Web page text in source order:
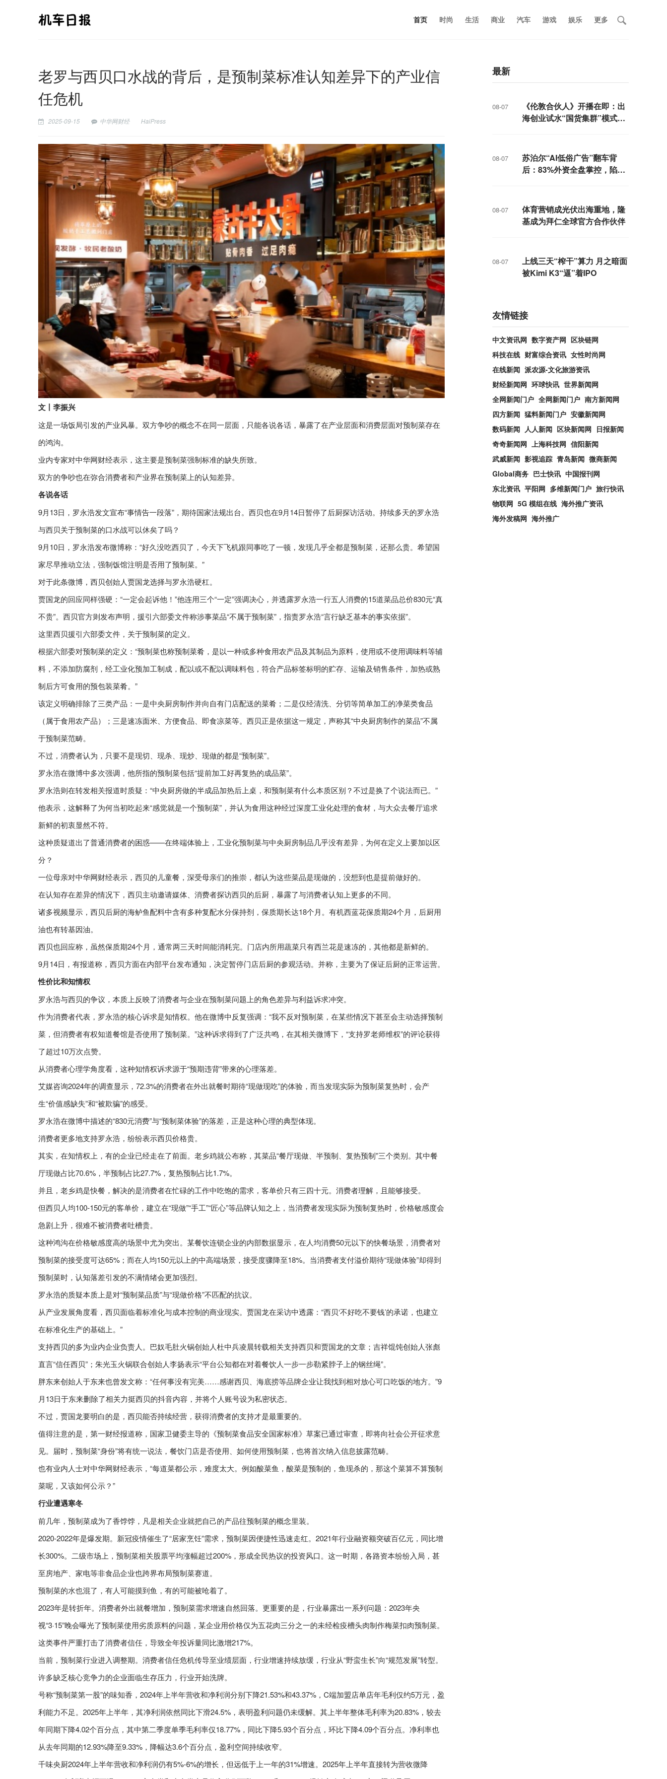
首页 时尚 生活 商业 汽车 游戏 娱乐 更多
老罗与西贝口水战的背后，是预制菜标准认知差异下的产业信
任危机
2025-09-15 中华网财经 HaiPress
文丨李振兴
这是一场饭局引发的产业风暴。双方争吵的概念不在同一层面，只能各说各话，暴露了在产业层面和消费层面对预制菜存在
的鸿沟。
业内专家对中华网财经表示，这主要是预制菜强制标准的缺失所致。
双方的争吵也在弥合消费者和产业界在预制菜上的认知差异。
各说各话
9月13日，罗永浩发文宣布“事情告一段落”，期待国家法规出台。西贝也在9月14日暂停了后厨探访活动。持续多天的罗永浩
与西贝关于预制菜的口水战可以休矣了吗？
9月10日，罗永浩发布微博称：“好久没吃西贝了，今天下飞机跟同事吃了一顿，发现几乎全都是预制菜，还那么贵。希望国
家尽早推动立法，强制饭馆注明是否用了预制菜。”
对于此条微博，西贝创始人贾国龙选择与罗永浩硬杠。
贾国龙的回应同样强硬：“一定会起诉他！”他连用三个“一定”强调决心，并透露罗永浩一行五人消费的15道菜品总价830元“真
不贵”。西贝官方则发布声明，援引六部委文件称涉事菜品“不属于预制菜”，指责罗永浩“言行缺乏基本的事实依据”。
这里西贝援引六部委文件，关于预制菜的定义。
根据六部委对预制菜的定义：“预制菜也称预制菜肴，是以一种或多种食用农产品及其制品为原料，使用或不使用调味料等辅
料，不添加防腐剂，经工业化预加工制成，配以或不配以调味料包，符合产品标签标明的贮存、运输及销售条件，加热或熟
制后方可食用的预包装菜肴。”
该定义明确排除了三类产品：一是中央厨房制作并向自有门店配送的菜肴；二是仅经清洗、分切等简单加工的净菜类食品
（属于食用农产品）；三是速冻面米、方便食品、即食凉菜等。西贝正是依据这一规定，声称其“中央厨房制作的菜品”不属
于预制菜范畴。
不过，消费者认为，只要不是现切、现杀、现炒、现做的都是“预制菜”。
罗永浩在微博中多次强调，他所指的预制菜包括“提前加工好再复热的成品菜”。
罗永浩则在转发相关报道时质疑：“中央厨房做的半成品加热后上桌，和预制菜有什么本质区别？不过是换了个说法而已。”
他表示，这解释了为何当初吃起来“感觉就是一个预制菜”，并认为食用这种经过深度工业化处理的食材，与大众去餐厅追求
新鲜的初衷显然不符。
这种质疑道出了普通消费者的困惑——在终端体验上，工业化预制菜与中央厨房制品几乎没有差异，为何在定义上要加以区
分？
一位母亲对中华网财经表示，西贝的儿童餐，深受母亲们的推崇，都认为这些菜品是现做的，没想到也是提前做好的。
在认知存在差异的情况下，西贝主动邀请媒体、消费者探访西贝的后厨，暴露了与消费者认知上更多的不同。
诸多视频显示，西贝后厨的海鲈鱼配料中含有多种复配水分保持剂，保质期长达18个月。有机西蓝花保质期24个月，后厨用
油也有转基因油。
西贝也回应称，虽然保质期24个月，通常两三天时间能消耗完。门店内所用蔬菜只有西兰花是速冻的，其他都是新鲜的。
9月14日，有报道称，西贝方面在内部平台发布通知，决定暂停门店后厨的参观活动。并称，主要为了保证后厨的正常运营。
性价比和知情权
罗永浩与西贝的争议，本质上反映了消费者与企业在预制菜问题上的角色差异与利益诉求冲突。
作为消费者代表，罗永浩的核心诉求是知情权。他在微博中反复强调：“我不反对预制菜，在某些情况下甚至会主动选择预制
菜，但消费者有权知道餐馆是否使用了预制菜。”这种诉求得到了广泛共鸣，在其相关微博下，“支持罗老师维权”的评论获得
了超过10万次点赞。
从消费者心理学角度看，这种知情权诉求源于“预期违背”带来的心理落差。
艾媒咨询2024年的调查显示，72.3%的消费者在外出就餐时期待“现做现吃”的体验，而当发现实际为预制菜复热时，会产
生“价值感缺失”和“被欺骗”的感受。
罗永浩在微博中描述的“830元消费”与“预制菜体验”的落差，正是这种心理的典型体现。
消费者更多地支持罗永浩，纷纷表示西贝价格贵。
其实，在知情权上，有的企业已经走在了前面。老乡鸡就公布称，其菜品“餐厅现做、半预制、复热预制”三个类别。其中餐
厅现做占比70.6%，半预制占比27.7%，复热预制占比1.7%。
并且，老乡鸡是快餐，解决的是消费者在忙碌的工作中吃饱的需求，客单价只有三四十元。消费者理解，且能够接受。
但西贝人均100-150元的客单价，建立在“现做”“手工”“匠心”等品牌认知之上，当消费者发现实际为预制复热时，价格敏感度会
急剧上升，很难不被消费者吐槽贵。
这种鸿沟在价格敏感度高的场景中尤为突出。某餐饮连锁企业的内部数据显示，在人均消费50元以下的快餐场景，消费者对
预制菜的接受度可达65%；而在人均150元以上的中高端场景，接受度骤降至18%。当消费者支付溢价期待“现做体验”却得到
预制菜时，认知落差引发的不满情绪会更加强烈。
罗永浩的质疑本质上是对“预制菜品质”与“现做价格”不匹配的抗议。
从产业发展角度看，西贝面临着标准化与成本控制的商业现实。贾国龙在采访中透露：“西贝‘不好吃不要钱’的承诺，也建立
在标准化生产的基础上。”
支持西贝的多为业内企业负责人。巴奴毛肚火锅创始人杜中兵凌晨转载相关支持西贝和贾国龙的文章；吉祥馄饨创始人张彪
直言“信任西贝”；朱光玉火锅联合创始人李扬表示“平台公知都在对着餐饮人一步一步勒紧脖子上的钢丝绳”。
胖东来创始人于东来也曾发文称：“任何事没有完美……感谢西贝、海底捞等品牌企业让我找到相对放心可口吃饭的地方。”9
月13日于东来删除了相关力挺西贝的抖音内容，并将个人账号设为私密状态。
不过，贾国龙要明白的是，西贝能否持续经营，获得消费者的支持才是最重要的。
值得注意的是，第一财经报道称，国家卫健委主导的《预制菜食品安全国家标准》草案已通过审查，即将向社会公开征求意
见。届时，预制菜“身份”将有统一说法，餐饮门店是否使用、如何使用预制菜，也将首次纳入信息披露范畴。
也有业内人士对中华网财经表示，“每道菜都公示，难度太大。例如酸菜鱼，酸菜是预制的，鱼现杀的，那这个菜算不算预制
菜呢，又该如何公示？”
行业遭遇寒冬
前几年，预制菜成为了香饽饽，凡是相关企业就把自己的产品往预制菜的概念里装。
2020-2022年是爆发期。新冠疫情催生了“居家烹饪”需求，预制菜因便捷性迅速走红。2021年行业融资额突破百亿元，同比增
长300%。二级市场上，预制菜相关股票平均涨幅超过200%，形成全民热议的投资风口。这一时期，各路资本纷纷入局，甚
至房地产、家电等非食品企业也跨界布局预制菜赛道。
预制菜的水也混了，有人可能摸到鱼，有的可能被呛着了。
2023年是转折年。消费者外出就餐增加，预制菜需求增速自然回落。更重要的是，行业暴露出一系列问题：2023年央
视“3·15”晚会曝光了预制菜使用劣质原料的问题，某企业用价格仅为五花肉三分之一的未经检疫槽头肉制作梅菜扣肉预制菜。
这类事件严重打击了消费者信任，导致全年投诉量同比激增217%。
当前，预制菜行业进入调整期。消费者信任危机传导至业绩层面，行业增速持续放缓，行业从“野蛮生长”向“规范发展”转型。
许多缺乏核心竞争力的企业面临生存压力，行业开始洗牌。
号称“预制菜第一股”的味知香，2024年上半年营收和净利润分别下降21.53%和43.37%，C端加盟店单店年毛利仅约5万元，盈
利能力不足。2025年上半年，其净利润依然同比下滑24.5%，表明盈利问题仍未缓解。其上半年整体毛利率为20.83%，较去
年同期下降4.02个百分点，其中第二季度单季毛利率仅18.77%，同比下降5.93个百分点，环比下降4.09个百分点。净利率也
从去年同期的12.93%降至9.33%，降幅达3.6个百分点，盈利空间持续收窄。
千味央厨2024年上半年营收和净利润仍有5%-6%的增长，但远低于上一年的31%增速。2025年上半年直接转为营收微降
最新
08-07
《伦敦合伙人》开播在即：出
海创业试水“国货集群”模式，
08-07
苏泊尔“AI低俗广告”翻车背
后：83%外资全盘掌控，陷入
08-07
体育营销成光伏出海重地，隆
基成为拜仁全球官方合作伙伴
08-07
上线三天“榨干”算力 月之暗面
被Kimi K3“逼”着IPO
友情链接
中文资讯网 数字资产网 区块链网
科技在线 财富综合资讯 女性时尚网
在线新闻 派农源-文化旅游资讯
财经新闻网 环球快讯 世界新闻网
全网新闻门户 全网新闻门户 南方新闻网
四方新闻 猛料新闻门户 安徽新闻网
数码新闻 人人新闻 区块新闻网 日报新闻
奇奇新闻网 上海科技网 信阳新闻
武威新闻 影视追踪 青岛新闻 微商新闻
Global商务 巴士快讯 中国报刊网
东北资讯 平阳网 多维新闻门户 旅行快讯
物联网 5G 模组在线 海外推广资讯
海外发稿网 海外推广